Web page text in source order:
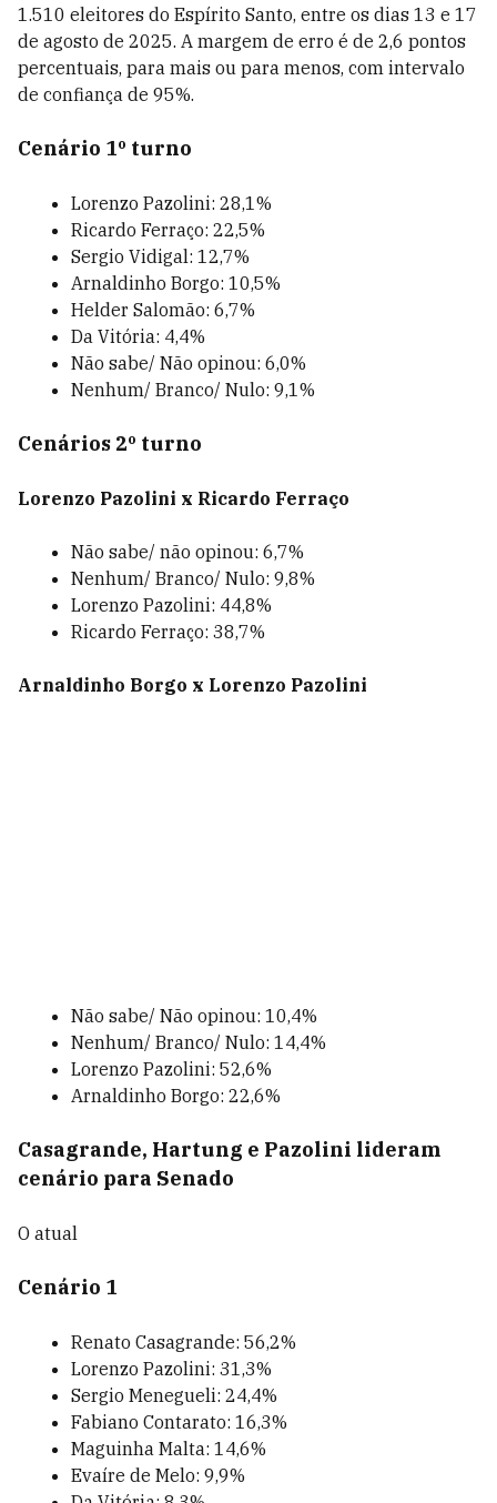
1.510 eleitores do Espírito Santo, entre os dias 13 e 17
de agosto de 2025. A margem de erro é de 2,6 pontos
percentuais, para mais ou para menos, com intervalo
de confiança de 95%.
Cenário 1º turno
Lorenzo Pazolini: 28,1%
Ricardo Ferraço: 22,5%
Sergio Vidigal: 12,7%
Arnaldinho Borgo: 10,5%
Helder Salomão: 6,7%
Da Vitória: 4,4%
Não sabe/ Não opinou: 6,0%
Nenhum/ Branco/ Nulo: 9,1%
Cenários 2º turno
Lorenzo Pazolini x Ricardo Ferraço
Não sabe/ não opinou: 6,7%
Nenhum/ Branco/ Nulo: 9,8%
Lorenzo Pazolini: 44,8%
Ricardo Ferraço: 38,7%
Arnaldinho Borgo x Lorenzo Pazolini
Não sabe/ Não opinou: 10,4%
Nenhum/ Branco/ Nulo: 14,4%
Lorenzo Pazolini: 52,6%
Arnaldinho Borgo: 22,6%
Casagrande, Hartung e Pazolini lideram
cenário para Senado
O atual
Cenário 1
Renato Casagrande: 56,2%
Lorenzo Pazolini: 31,3%
Sergio Menegueli: 24,4%
Fabiano Contarato: 16,3%
Maguinha Malta: 14,6%
Evaíre de Melo: 9,9%